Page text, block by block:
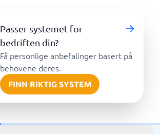
Passer systemet for
bedriften din?
Få personlige anbefalinger basert på
behovene deres.
FINN RIKTIG SYSTEM